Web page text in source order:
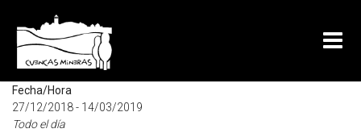
Fecha/Hora
27/12/2018 - 14/03/2019
Todo el día